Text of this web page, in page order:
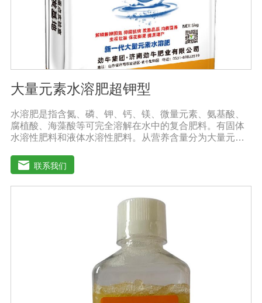
大量元素水溶肥超钾型
水溶肥是指含氮、磷、钾、钙、镁、微量元素、氨基酸、
腐植酸、海藻酸等可完全溶解在水中的复合肥料。有固体
水溶性肥料和液体水溶性肥料。从营养含量分为大量元素
含氨基酸水溶性肥料、含腐植酸水溶性肥料、有机水溶性
肥料等。水溶肥与传统的过磷酸钙肥等品种相比，水溶性
肥料具有明显的优势。它是一种水溶性好、无残渣的速效
肥料，能完全溶于水，能直接被作物的根和叶吸收利用。
水溶肥作为一种快速肥料，其营养元素相对全面，根据不
同作物的肥料特点，相应的肥料配方不同，市场销售蔬
菜、果树、花卉、食品、棉花、油等作物专用水溶性肥
料。使用技巧：1．避免直接冲施，要采取二次稀释法。由
于水溶性肥料有别于一般的复合肥料，所以农民就不能够
按常规施肥方法，造成施肥不均匀，出现烧苗伤根，苗小
苗弱等现象，二次稀释保证冲肥均匀，提高肥料利用率。
2．严格控制施肥量。水溶肥比一般复合肥养分含量高，用
联系我们